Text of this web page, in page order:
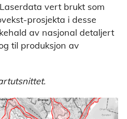
vert brukt som
prosjekta i desse
av nasjonal detaljert
til produksjon av